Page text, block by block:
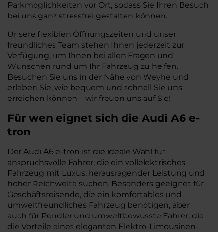
Parkmöglichkeiten vor Ort, sodass Sie Ihren Besuch
bei uns ganz stressfrei gestalten können.
Unsere flexiblen Öffnungszeiten und unser
freundliches Team stehen Ihnen jederzeit zur
Verfügung, um Ihnen bei allen Fragen und
Wünschen rund um Ihr Fahrzeug zu helfen.
Besuchen Sie uns in der Nähe von Weyhe und
erleben Sie, wie bequem und schnell Sie uns
erreichen können – wir freuen uns auf Sie!
Für wen eignet sich die Audi A6 e-
tron
Der Audi A6 e-tron ist die ideale Wahl für
anspruchsvolle Fahrer, die ein vollelektrisches
Fahrzeug mit Luxus, herausragender Leistung und
hoher Reichweite suchen. Besonders geeignet für
Geschäftsreisende, die ein komfortables und
umweltfreundliches Fahrzeug benötigen, aber
auch für Pendler und umweltbewusste Fahrer, die
die Vorteile eines eleganten Elektro-Limousinen-